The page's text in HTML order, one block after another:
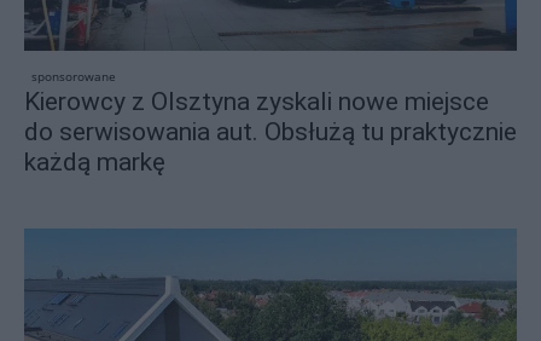
sponsorowane
Kierowcy z Olsztyna zyskali nowe miejsce
do serwisowania aut. Obsłużą tu praktycznie
każdą markę